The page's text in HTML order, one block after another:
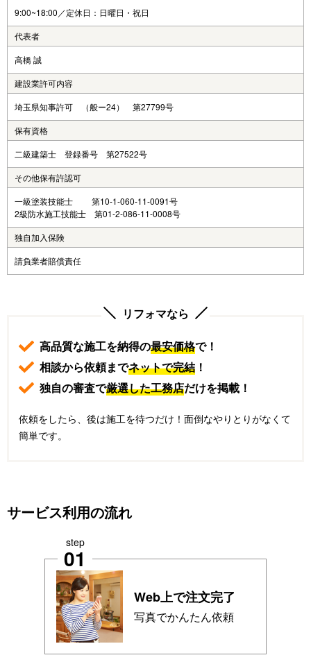
9:00~18:00／定休日：日曜日・祝日
代表者
高橋 誠
建設業許可内容
埼玉県知事許可 （般ー24） 第27799号
保有資格
二級建築士 登録番号 第27522号
その他保有許認可
一級塗装技能士 第10-1-060-11-0091号
2級防水施工技能士 第01-2-086-11-0008号
独自加入保険
請負業者賠償責任
リフォマなら
高品質な施工を納得の最安価格で！
相談から依頼までネットで完結 ！
独自の審査で厳選した工務店だけを掲載！
依頼をしたら、後は施工を待つだけ！面倒なやりとりがなくて
簡単です。
サービス利用の流れ
step
01
Web上で注文完了
写真でかんたん依頼